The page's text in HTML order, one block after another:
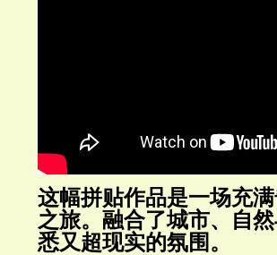
这幅拼贴作品是一场充
之旅。融合了城市、自
悉又超现实的氛围。